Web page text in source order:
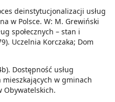
deinstytucjonalizacji usług
w Polsce. W: M. Grewiński
społecznych – stan i
Uczelnia Korczaka; Dom
Dostępność usług
mieszkających w gminach
Obywatelskich.